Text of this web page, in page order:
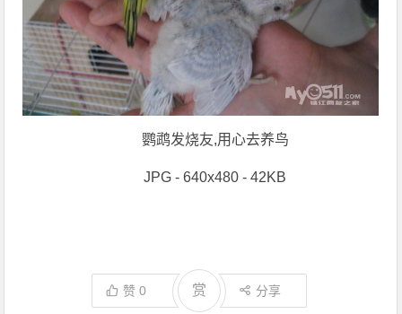
鹦鹉发烧友,用心去养鸟
JPG - 640x480 - 42KB
赞0 赏 分享